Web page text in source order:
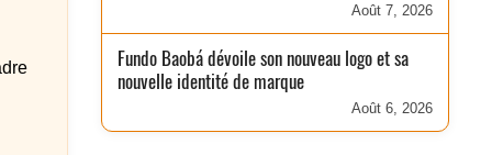
Août 7, 2026
Fundo Baobá dévoile son nouveau logo et sa
nouvelle identité de marque
Août 6, 2026